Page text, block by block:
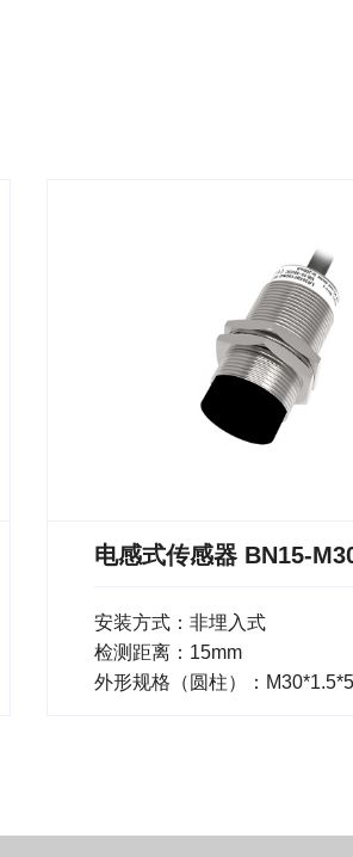
电感式传感器 BN15-
安装方式：非埋入式
检测距离：15mm
外形规格（圆柱）：